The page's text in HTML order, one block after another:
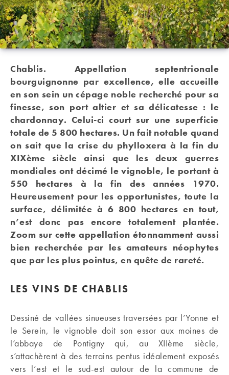
Chablis. Appellation septentrionale
bourguignonne par excellence, elle accueille
en son sein un cépage noble recherché pour sa
finesse, son port altier et sa délicatesse : le
chardonnay. Celui-ci court sur une superficie
totale de 5 800 hectares. Un fait notable quand
on sait que la crise du phylloxera à la fin du
XIXème siècle ainsi que les deux guerres
mondiales ont décimé le vignoble, le portant à
550 hectares à la fin des années 1970.
Heureusement pour les opportunistes, toute la
surface, délimitée à 6 800 hectares en tout,
n’est donc pas encore totalement plantée.
Zoom sur cette appellation étonnamment aussi
bien recherchée par les amateurs néophytes
que par les plus pointus, en quête de rareté.
LES VINS DE CHABLIS
Dessiné de vallées sinueuses traversées par l’Yonne et
le Serein, le vignoble doit son essor aux moines de
l’abbaye de Pontigny qui, au XIIème siècle,
s’attachèrent à des terrains pentus idéalement exposés
vers l’est et le sud-est autour de la commune de